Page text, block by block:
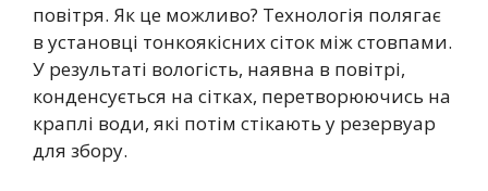
повітря. Як це можливо? Технологія полягає
в установці тонкоякісних сіток між стовпами.
У результаті вологість, наявна в повітрі,
конденсується на сітках, перетворюючись на
краплі води, які потім стікають у резервуар
для збору.